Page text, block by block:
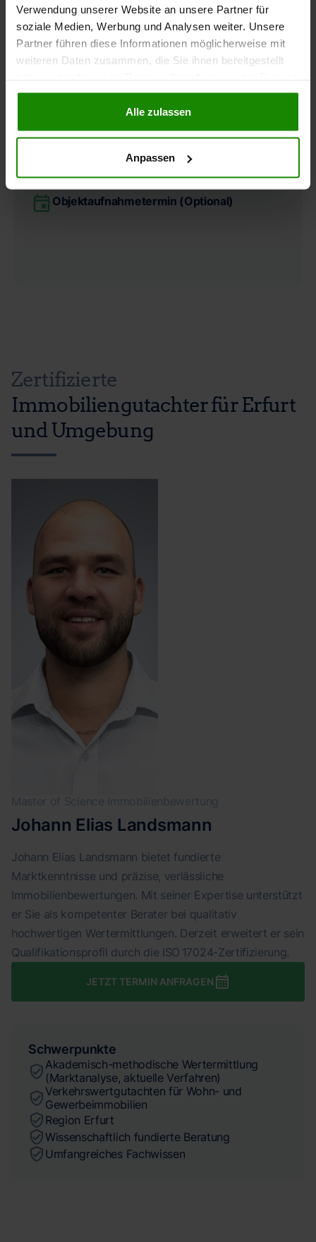
Verwendung unserer Website an unsere Partner für
soziale Medien, Werbung und Analysen weiter. Unsere
Partner führen diese Informationen möglicherweise mit
weiteren Daten zusammen, die Sie ihnen bereitgestellt
gesammelt haben.
Alle zulassen
Anpassen
Restnutzungsdauergutachten
eines DIN EN ISO / IEC 17024 zertifizierten
Bundesministerium für Finanzen (BMF)
Bild- und Textdokumentation
Objektaufnahmetermin (Optional)
Zertifizierte
Immobiliengutachter für Erfurt
und Umgebung
Master of Science Immobilienbewertung
Johann Elias Landsmann
Johann Elias Landsmann bietet fundierte
Marktkenntnisse und präzise, verlässliche
Immobilienbewertungen. Mit seiner Expertise unterstützt
er Sie als kompetenter Berater bei qualitativ
hochwertigen Wertermittlungen. Derzeit erweitert er sein
Qualifikationsprofil durch die ISO 17024-Zertifizierung.
JETZT TERMIN ANFRAGEN
Schwerpunkte
Akademisch-methodische Wertermittlung
(Marktanalyse, aktuelle Verfahren)
Verkehrswertgutachten für Wohn- und
Gewerbeimmobilien
Region Erfurt
Wissenschaftlich fundierte Beratung
Umfangreiches Fachwissen